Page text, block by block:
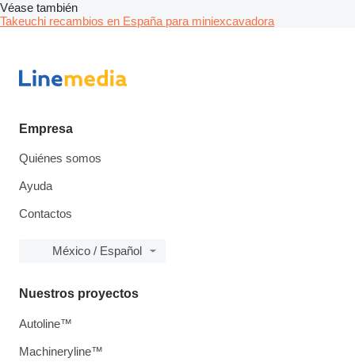
Véase también
Takeuchi recambios en España para miniexcavadora
Empresa
Quiénes somos
Ayuda
Contactos
México / Español
Nuestros proyectos
Autoline™
Machineryline™